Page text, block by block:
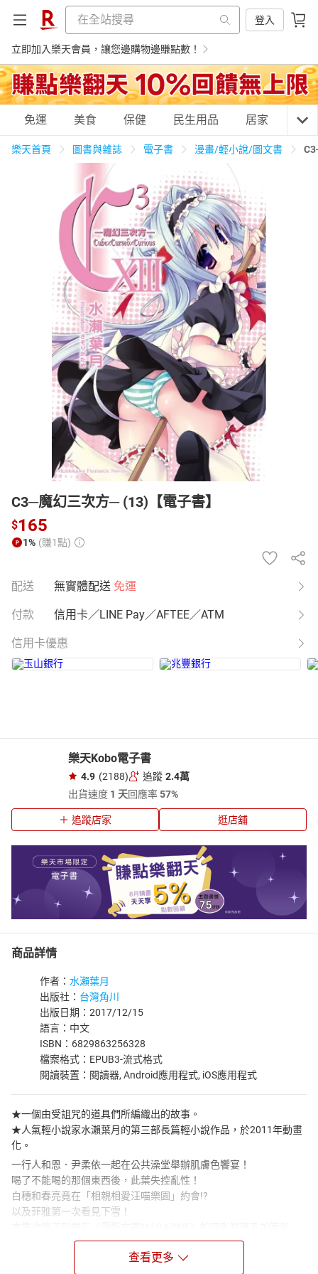
登入
立即加入樂天會員，讓您邊購物邊賺點數！
購物網分類
美食蛋糕 養生保健
居家生活 3C家電 運動休閒 親子玩具
男裝 化妝保養 情趣用品
日本購物 電子/紙本書
免運 美食 保健 民生用品 居家 3C
樂天首頁 圖書與雜誌 電子書 漫畫/輕小說/圖文書
C3─魔幻三次方─ (13)【電子書】
$165
1% (賺1點)
配送 無實體配送 免運
付款 信用卡／LINE Pay／AFTEE／ATM
信用卡優惠
樂天Kobo電子書
4.9 (2188) 追蹤 2.4萬
出貨速度 1 天回應率57%
追蹤店家 逛店舖
商品詳情
作者： 水瀨葉月
出版社： 台灣角川
出版日期：2017/12/15
語言：中文
ISBN：6829863256328
檔案格式：EPUB3-流式格式
閱讀裝置：閱讀器, Android應用程式, iOS應用程式
★一個由受詛咒的道具們所編織出的故事。
★人氣輕小說家水瀨葉月的第三部長篇輕小說作品，於2011年動畫
化。
一行人和恩．尹柔依一起在公共澡堂舉辦肌膚色饗宴！
喝了不能喝的那個東西後，此葉失控亂性！
白穗和春亮竟在「相親相愛汪喵樂園」約會!?
以及菲雅第一次看見下雪！
新短篇中出現了格外變態的冒牌春亮？
查看更多